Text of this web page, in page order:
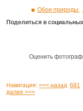
Обои природы:
Поделиться в
Оценить
Навигация: <<< назад 681
далее >>>